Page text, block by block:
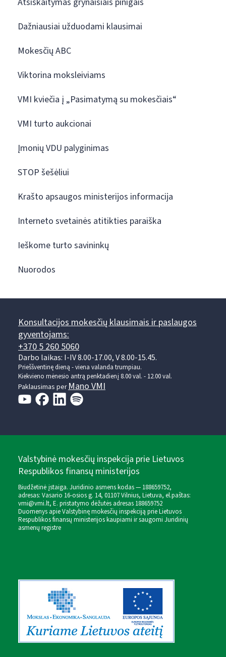
Dažniausiai užduodami klausimai
Mokesčių ABC
Viktorina moksleiviams
VMI kviečia į „Pasimatymą su mokesčiais“
VMI turto aukcionai
Įmonių VDU palyginimas
STOP šešėliui
Krašto apsaugos ministerijos informacija
Interneto svetainės atitikties paraiška
Ieškome turto savininkų
Nuorodos
Konsultacijos mokesčių klausimais ir paslaugos
gyventojams:
+370 5 260 5060
Darbo laikas: I-IV 8.00-17.00, V 8.00-15.45.
Prieššventinę dieną - viena valanda trumpiau.
Kiekvieno mėnesio antrą penktadienį 8.00 val. - 12.00 val.
Paklausimas perMano VMI
Valstybinė mokesčių inspekcija prie Lietuvos
Respublikos finansų ministerijos
Biudžetinė įstaiga. Juridinio asmens kodas — 188659752,
adresas: Vasario 16-osios g. 14, 01107 Vilnius, Lietuva, el.paštas:
vmi@vmi.lt, E. pristatymo dėžutės adresas 188659752
Duomenys apie Valstybinę mokesčių inspekciją prie Lietuvos
Respublikos finansų ministerijos kaupiami ir saugomi Juridinių
asmenų registre